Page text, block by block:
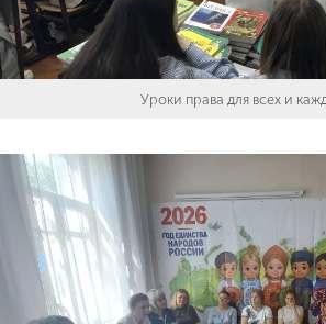
Уроки права для всех и